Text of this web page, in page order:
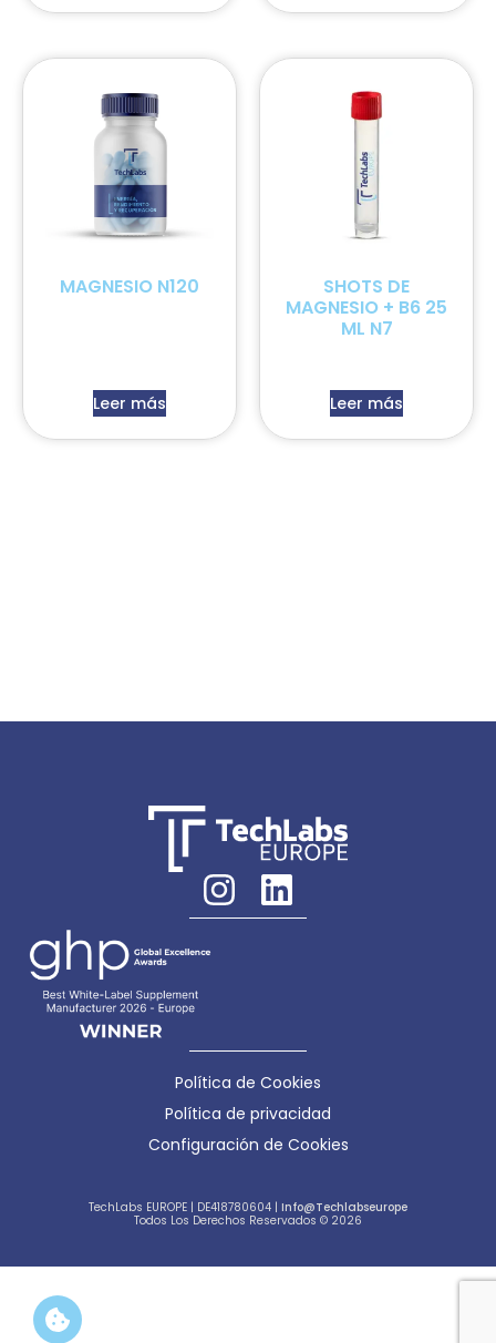
MAGNESIO N120
Leer más
SHOTS DE
MAGNESIO + B6 25
ML N7
Leer más
Política de Cookies
Política de privacidad
Configuración de Cookies
TechLabs EUROPE | DE418780604 | Info@techlabseurope
Todos Los Derechos Reservados © 2026